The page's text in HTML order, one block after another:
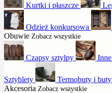
Kurtki i płaszcze
Odzież konkursowa
Obuwie Zobacz wszystkie
Czapsy sztylpy
Sztyblety
Termobuty i
Akcesoria Zobacz wszystkie